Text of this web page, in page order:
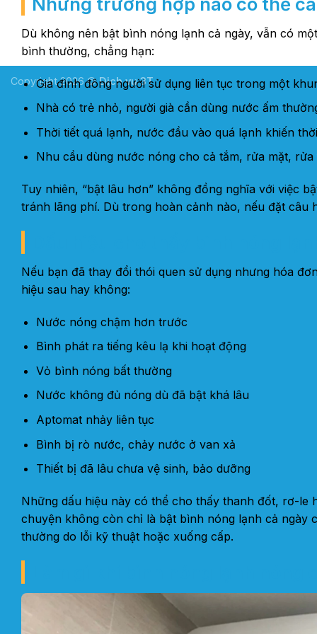
Dù không nên bật bình nóng lạnh cả ngày, vẫn có
bình thường, chẳng hạn:
Gia đình đông người sử dụng liên tục trong một
Nhà có trẻ nhỏ, người già cần dùng nước ấm
Thời tiết quá lạnh, nước đầu vào quá lạnh khiến
Nhu cầu dùng nước nóng cho cả tắm, rửa mặt,
Tuy nhiên, “bật lâu hơn” không đồng nghĩa với việc
tránh lãng phí. Dù trong hoàn cảnh nào, nếu đặt câu
Nếu bạn đã thay đổi thói quen sử dụng nhưng hóa
hiệu sau hay không:
Nước nóng chậm hơn trước
Bình phát ra tiếng kêu lạ khi hoạt động
Vỏ bình nóng bất thường
Nước không đủ nóng dù đã bật khá lâu
Aptomat nhảy liên tục
Bình bị rò nước, chảy nước ở van xả
Thiết bị đã lâu chưa vệ sinh, bảo dưỡng
Những dấu hiệu này có thể cho thấy thanh đốt, rơ-le
chuyện không còn chỉ là bật bình nóng lạnh cả ngày
thường do lỗi kỹ thuật hoặc xuống cấp.
Copyright 2026 ©Dịch vụ 3T